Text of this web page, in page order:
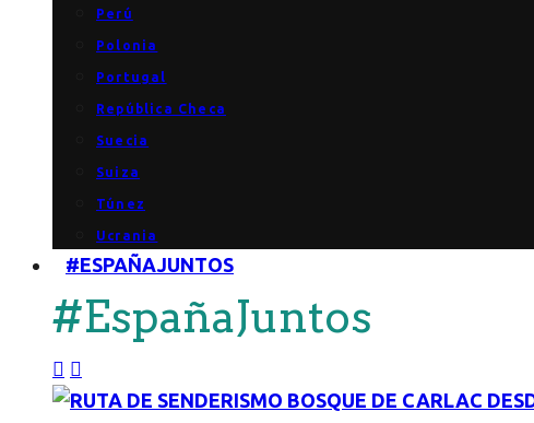
Perú
Polonia
Portugal
República Checa
Suecia
Suiza
Túnez
Ucrania
#ESPAÑAJUNTOS
#EspañaJuntos